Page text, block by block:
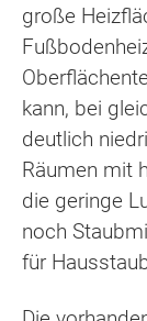
große
kann, bei
deutlich
Räumen mit
die geringe
noch
für